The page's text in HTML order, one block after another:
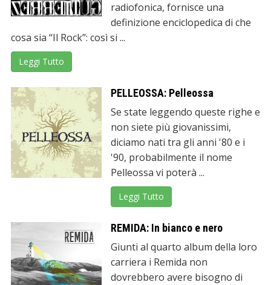
radiofonica, fornisce una
definizione enciclopedica di che
cosa sia “Il Rock”: così si ...
Leggi Tutto
PELLEOSSA: Pelleossa
Se state leggendo queste righe e
non siete più giovanissimi,
diciamo nati tra gli anni '80 e i
'90, probabilmente il nome
Pelleossa vi poterà ...
Leggi Tutto
REMIDA: In bianco e nero
Giunti al quarto album della loro
carriera i Remida non
dovrebbero avere bisogno di